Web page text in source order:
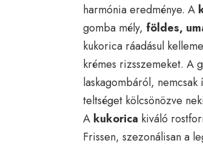
harmónia eredménye. A
gomba mély, földes,
kukorica ráadásul
krémes rizsszemeket. A
laskagombáról,
teltséget kölcsönözve
A kukorica kiváló
Frissen, szezonálisan a